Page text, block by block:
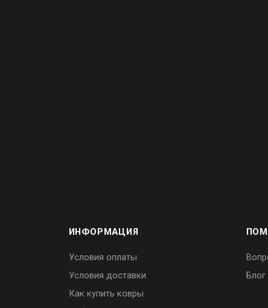
ИНФОРМАЦИЯ
Условия оплаты
Условия доставки
Как купить ковры
Блог